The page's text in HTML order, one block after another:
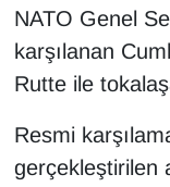
NATO Genel
karşılanan
Rutte ile
Resmi
gerçekleştirilen
Kültür &
KURDÎ
MAGAZİN